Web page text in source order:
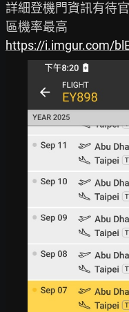
詳細登機門資訊有待
https://i.imgur.com/